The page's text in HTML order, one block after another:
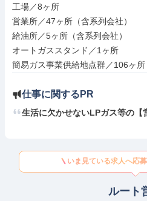
工場／8ヶ所
営業所／47ヶ所（含系列会社）
給油所／5ヶ所（含系列会社）
オートガススタンド／1ヶ所
簡易ガス事業供給地点群／106ヶ所
仕事に関するPR
生活に欠かせないLPガス等の【
いま見ている求人へ応
ルート